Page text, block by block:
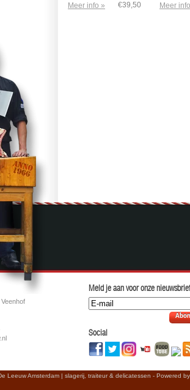
Meer info » €39,50 Meer
Meld je aan voor onze
Social
Leeuw Amsterdam | slagerij, traiteur & delicatessen - Powered